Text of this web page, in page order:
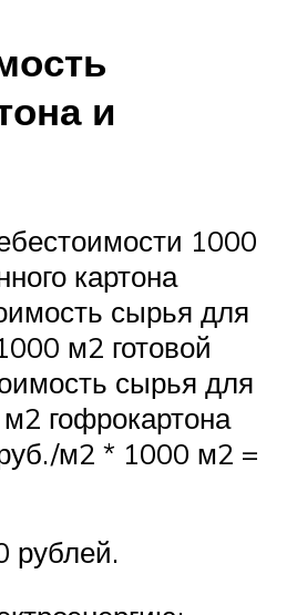
и
1000
картона
сырья для
м2 готовой
сырья для
гофрокартона
м2 * 1000 м2 =
рублей.